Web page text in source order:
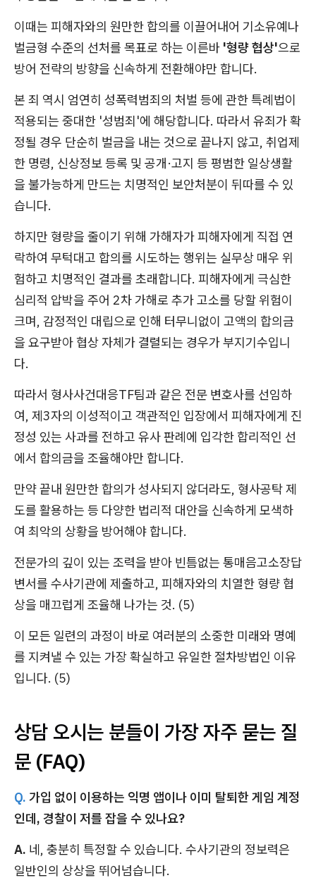
이때는 피해자와의 원만한 합의를 이끌어내어 기소유예나
벌금형 수준의 선처를 목표로 하는 이른바 '형량 협상'으로
방어 전략의 방향을 신속하게 전환해야만 합니다.
본 죄 역시 엄연히 성폭력범죄의 처벌 등에 관한 특례법이
적용되는 중대한 '성범죄'에 해당합니다. 따라서 유죄가 확
정될 경우 단순히 벌금을 내는 것으로 끝나지 않고, 취업제
한 명령, 신상정보 등록 및 공개·고지 등 평범한 일상생활
을 불가능하게 만드는 치명적인 보안처분이 뒤따를 수 있
습니다.
하지만 형량을 줄이기 위해 가해자가 피해자에게 직접 연
락하여 무턱대고 합의를 시도하는 행위는 실무상 매우 위
험하고 치명적인 결과를 초래합니다. 피해자에게 극심한
심리적 압박을 주어 2차 가해로 추가 고소를 당할 위험이
크며, 감정적인 대립으로 인해 터무니없이 고액의 합의금
을 요구받아 협상 자체가 결렬되는 경우가 부지기수입니
다.
따라서 형사사건대응TF팀과 같은 전문 변호사를 선임하
여, 제3자의 이성적이고 객관적인 입장에서 피해자에게 진
정성 있는 사과를 전하고 유사 판례에 입각한 합리적인 선
에서 합의금을 조율해야만 합니다.
만약 끝내 원만한 합의가 성사되지 않더라도, 형사공탁 제
도를 활용하는 등 다양한 법리적 대안을 신속하게 모색하
여 최악의 상황을 방어해야 합니다.
전문가의 깊이 있는 조력을 받아 빈틈없는 통매음고소장답
변서를 수사기관에 제출하고, 피해자와의 치열한 형량 협
상을 매끄럽게 조율해 나가는 것. (5)
이 모든 일련의 과정이 바로 여러분의 소중한 미래와 명예
를 지켜낼 수 있는 가장 확실하고 유일한 절차방법인 이유
입니다. (5)
상담 오시는 분들이 가장 자주 묻는 질
문 (FAQ)
Q. 가입 없이 이용하는 익명 앱이나 이미 탈퇴한 게임 계정
인데, 경찰이 저를 잡을 수 있나요?
A. 네, 충분히 특정할 수 있습니다. 수사기관의 정보력은
일반인의 상상을 뛰어넘습니다.